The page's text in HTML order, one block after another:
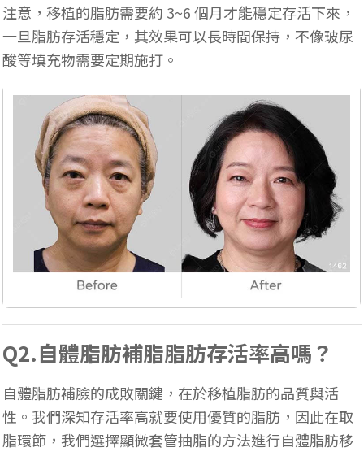
注意，移植的脂肪需要約 3~6 個月才能穩定存活下來，
一旦脂肪存活穩定，其效果可以長時間保持，不像玻尿
酸等填充物需要定期施打。
Q2.自體脂肪補脂脂肪存活率高嗎？
自體脂肪補臉的成敗關鍵，在於移植脂肪的品質與活
性。我們深知存活率高就要使用優質的脂肪，因此在取
脂環節，我們選擇顯微套管抽脂的方法進行自體脂肪移